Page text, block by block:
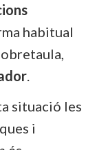
habitual
.
situació les
i